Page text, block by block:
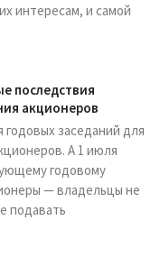
интересам, и самой
последствия
акционеров
заседаний для
А 1 июля
годовому
— владельцы не
подавать